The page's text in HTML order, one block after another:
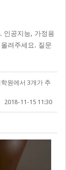
인공지능, 가정용
려주세요. 질문
원에서 3개가 추
2018-11-15 11:30